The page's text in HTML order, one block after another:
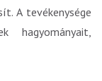
A tevékenysége
hagyományait,